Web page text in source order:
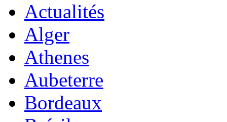
Actualités
Alger
Athenes
Aubeterre
Bordeaux